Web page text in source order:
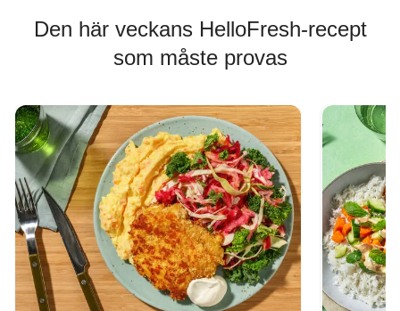
Den här veckans HelloFresh-recept
som måste provas